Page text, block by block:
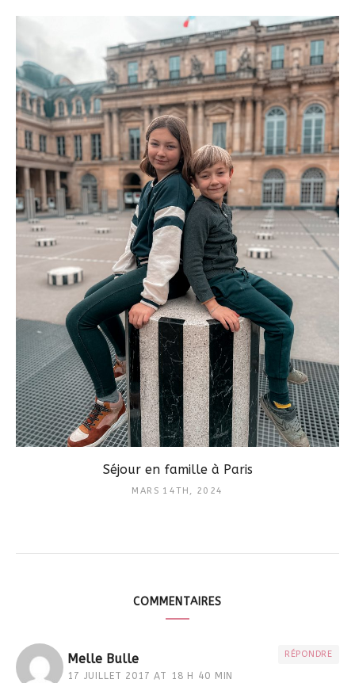
Séjour en famille à Paris
MARS 14TH, 2024
COMMENTAIRES
Melle Bulle
17 JUILLET 2017 AT 18 H 40 MIN
RÉPONDRE